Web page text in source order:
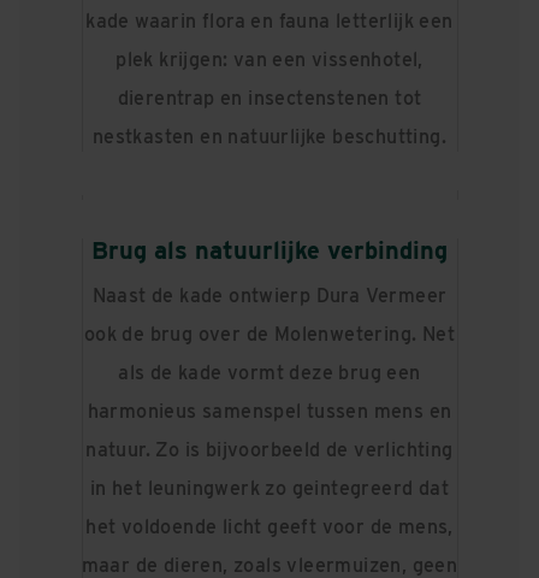
kade waarin flora en fauna letterlijk een
plek krijgen: van een vissenhotel,
dierentrap en insectenstenen tot
nestkasten en natuurlijke beschutting.
Brug als natuurlijke verbinding
Naast de kade ontwierp Dura Vermeer
ook de brug over de Molenwetering. Net
als de kade vormt deze brug een
harmonieus samenspel tussen mens en
natuur. Zo is bijvoorbeeld de verlichting
in het leuningwerk zo geintegreerd dat
het voldoende licht geeft voor de mens,
maar de dieren, zoals vleermuizen, geen